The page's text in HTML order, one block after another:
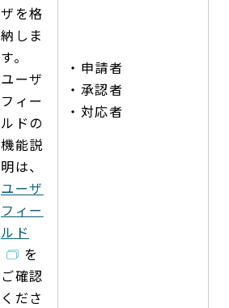
ザを格
納しま
す。
ユーザ
フィー
ルドの
機能説
明は、
ユーザ
フィー
ルド
を
ご確認
くださ
・申請者
・承認者
・対応者